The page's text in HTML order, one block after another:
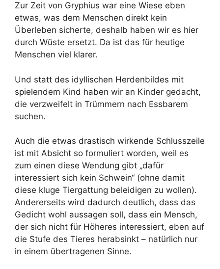
Zur Zeit von Gryphius war eine Wiese eben
etwas, was dem Menschen direkt kein
Überleben sicherte, deshalb haben wir es hier
durch Wüste ersetzt. Da ist das für heutige
Menschen viel klarer.
Und statt des idyllischen Herdenbildes mit
spielendem Kind haben wir an Kinder gedacht,
die verzweifelt in Trümmern nach Essbarem
suchen.
Auch die etwas drastisch wirkende Schlusszeile
ist mit Absicht so formuliert worden, weil es
zum einen diese Wendung gibt „dafür
interessiert sich kein Schwein“ (ohne damit
diese kluge Tiergattung beleidigen zu wollen).
Andererseits wird dadurch deutlich, dass das
Gedicht wohl aussagen soll, dass ein Mensch,
der sich nicht für Höheres interessiert, eben auf
die Stufe des Tieres herabsinkt – natürlich nur
in einem übertragenen Sinne.